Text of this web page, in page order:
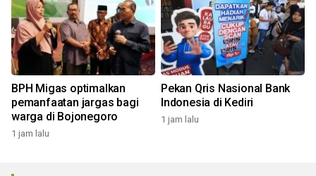
BPH Migas optimalkan
pemanfaatan jargas bagi
warga di Bojonegoro
1 jam lalu
Pekan Qris Nasional Bank
Indonesia di Kediri
1 jam lalu